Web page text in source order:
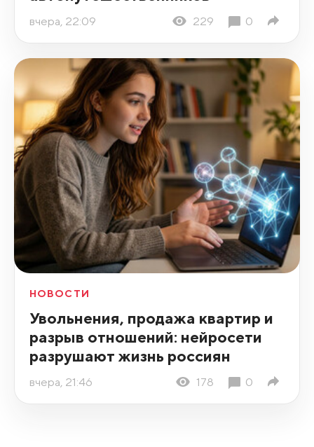
вчера, 22:09 229 0
НОВОСТИ
Увольнения, продажа квартир и
разрыв отношений: нейросети
разрушают жизнь россиян
вчера, 21:46 178 0